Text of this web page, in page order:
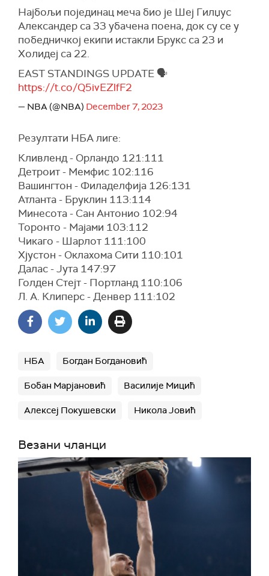
Најбољи појединац меча био је Шеј Гилџус
Александер са 33 убачена поена, док су се у
победничкој екипи истакли Брукс са 23 и
Холидеј са 22.
EAST STANDINGS UPDATE 🗣️
https://t.co/Q5ivEZlfF2
— NBA (@NBA) December 7, 2023
Резултати НБА лиге:
Кливленд - Орландо 121:111
Детроит - Мемфис 102:116
Вашингтон - Филаделфија 126:131
Атланта - Бруклин 113:114
Минесота - Сан Антонио 102:94
Торонто - Мајами 103:112
Чикаго - Шарлот 111:100
Хјустон - Оклахома Сити 110:101
Далас - Јута 147:97
Голден Стејт - Портланд 110:106
Л. А. Клиперс - Денвер 111:102
НБА Богдан Богдановић
Бобан Марјановић Василије Мицић
Алексеј Покушевски Никола Јовић
Везани чланци